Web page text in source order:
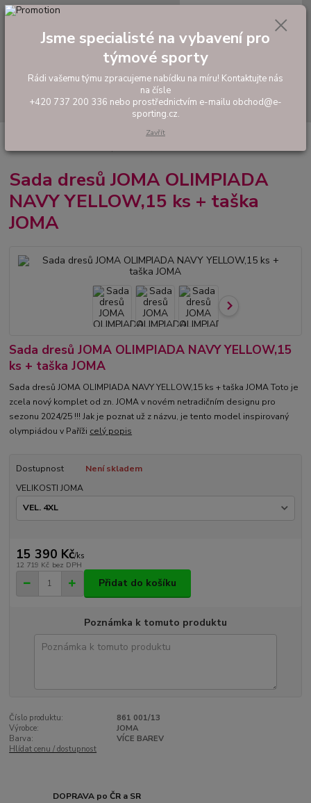
Hledat
tel: +420 737 200 336
0,00 Kč
Akční sady dresů
OLIMPIADA NAVY YELLOW,15 ks + taška JOMA
Sada dresů JOMA OLIMPIADA
NAVY YELLOW,15 ks + taška
JOMA
Sada dresů JOMA OLIMPIADA NAVY YELLOW,15
ks + taška JOMA
Sada dresů JOMA OLIMPIADA NAVY YELLOW,15 ks + taška JOMA Toto je
zcela nový komplet od zn. JOMA v novém netradičním designu pro
sezonu 2024/25 !!! Jak je poznat už z názvu, je tento model inspirovaný
olympiádou v Paříži celý popis
Dostupnost
Není skladem
VELIKOSTI JOMA
15 390 Kč/ks
12 719 Kč bez DPH
Přidat do košíku
Poznámka k tomuto produktu
Číslo produktu:
861 001/13
Výrobce:
JOMA
Barva:
VÍCE BAREV
Hlídat cenu / dostupnost
DOPRAVA po ČR a SR
Jsme specialisté na vybavení pro
týmové sporty
Rádi vašemu týmu zpracujeme nabídku na míru! Kontaktujte nás
na čísle
+420 737 200 336 nebo prostřednictvím e-mailu obchod@e-
sporting.cz.
Zavřít